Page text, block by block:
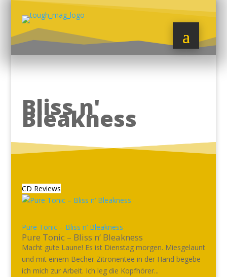
Bliss n'
Bleakness
CD Reviews
Pure Tonic – Bliss n‘ Bleakness
Pure Tonic – Bliss n‘ Bleakness
Macht gute Laune! Es ist Dienstag morgen. Miesgelaunt
und mit einem Becher Zitronentee in der Hand begebe
ich mich zur Arbeit. Ich leg die Kopfhörer...